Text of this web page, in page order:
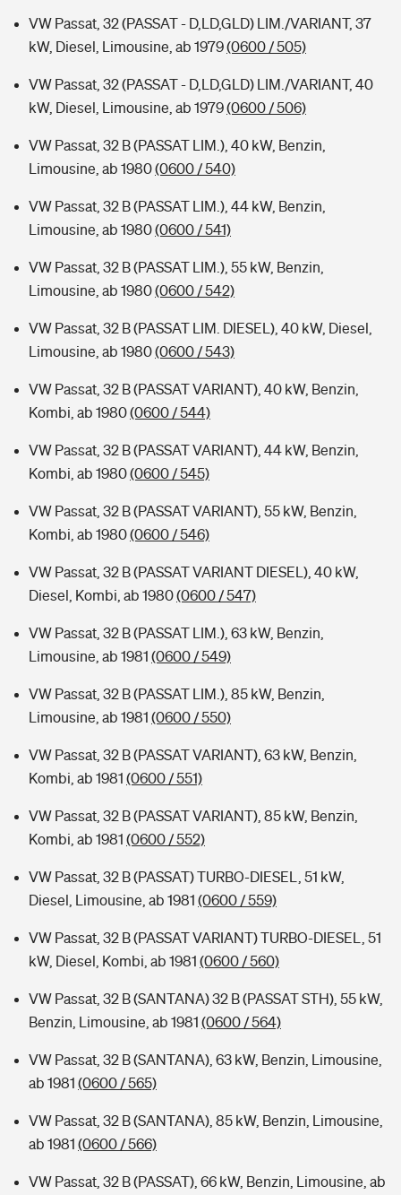
VW Passat, 32 (PASSAT - D,LD,GLD) LIM./VARIANT, 37
kW, Diesel, Limousine, ab 1979(0600 / 505)
VW Passat, 32 (PASSAT - D,LD,GLD) LIM./VARIANT, 40
kW, Diesel, Limousine, ab 1979(0600 / 506)
VW Passat, 32 B (PASSAT LIM.), 40 kW, Benzin,
Limousine, ab 1980(0600 / 540)
VW Passat, 32 B (PASSAT LIM.), 44 kW, Benzin,
Limousine, ab 1980(0600 / 541)
VW Passat, 32 B (PASSAT LIM.), 55 kW, Benzin,
Limousine, ab 1980(0600 / 542)
VW Passat, 32 B (PASSAT LIM. DIESEL), 40 kW, Diesel,
Limousine, ab 1980(0600 / 543)
VW Passat, 32 B (PASSAT VARIANT), 40 kW, Benzin,
Kombi, ab 1980(0600 / 544)
VW Passat, 32 B (PASSAT VARIANT), 44 kW, Benzin,
Kombi, ab 1980(0600 / 545)
VW Passat, 32 B (PASSAT VARIANT), 55 kW, Benzin,
Kombi, ab 1980(0600 / 546)
VW Passat, 32 B (PASSAT VARIANT DIESEL), 40 kW,
Diesel, Kombi, ab 1980(0600 / 547)
VW Passat, 32 B (PASSAT LIM.), 63 kW, Benzin,
Limousine, ab 1981 (0600 / 549)
VW Passat, 32 B (PASSAT LIM.), 85 kW, Benzin,
Limousine, ab 1981 (0600 / 550)
VW Passat, 32 B (PASSAT VARIANT), 63 kW, Benzin,
Kombi, ab 1981 (0600 / 551)
VW Passat, 32 B (PASSAT VARIANT), 85 kW, Benzin,
Kombi, ab 1981 (0600 / 552)
VW Passat, 32 B (PASSAT) TURBO-DIESEL, 51 kW,
Diesel, Limousine, ab 1981 (0600 / 559)
VW Passat, 32 B (PASSAT VARIANT) TURBO-DIESEL, 51
kW, Diesel, Kombi, ab 1981 (0600 / 560)
VW Passat, 32 B (SANTANA) 32 B (PASSAT STH), 55 kW,
Benzin, Limousine, ab 1981 (0600 / 564)
VW Passat, 32 B (SANTANA), 63 kW, Benzin, Limousine,
ab 1981 (0600 / 565)
VW Passat, 32 B (SANTANA), 85 kW, Benzin, Limousine,
ab 1981 (0600 / 566)
VW Passat, 32 B (PASSAT), 66 kW, Benzin, Limousine, ab